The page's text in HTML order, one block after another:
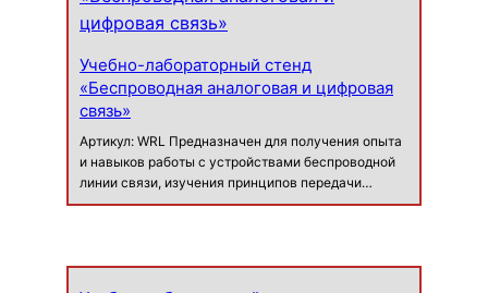
Учебно-лабораторный стенд
«Беспроводная аналоговая и цифровая
связь»
Артикул: WRL Предназначен для получения опыта
и навыков работы с устройствами беспроводной
линии связи, изучения принципов передачи
данных по радиоканалу в цифровом и аналоговом